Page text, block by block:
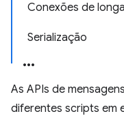
Conexões de
Serialização
As APIs de
diferentes scripts em